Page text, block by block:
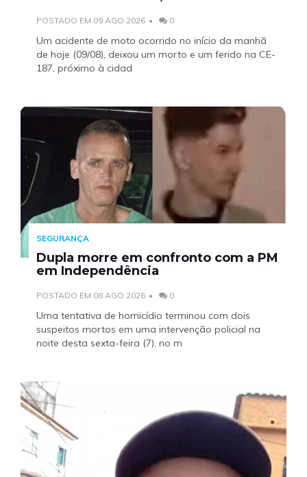
POSTADO EM 09 AGO 2026 0
Um acidente de moto ocorrido no início da manhã
de hoje (09/08), deixou um morto e um ferido na CE-
187, próximo à cidad
SEGURANÇA
Dupla morre em confronto com a PM
em Independência
POSTADO EM 08 AGO 2026 0
Uma tentativa de homicídio terminou com dois
suspeitos mortos em uma intervenção policial na
noite desta sexta-feira (7), no m